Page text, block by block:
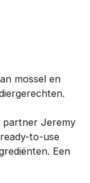
mossel en
partner Jeremy
to-use
Een